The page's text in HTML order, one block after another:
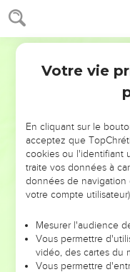
NE
ET SI LEURS
leur foi ou leur vision.
et les saisons difficiles
sont
Votre vie
En cliquant sur le
acceptez que
cookies ou l'identifiant
traite vos données à
données de navigation
votre compte
Mesurer l'audience
Vous permettre
vidéo, des cartes du
Vous permettre